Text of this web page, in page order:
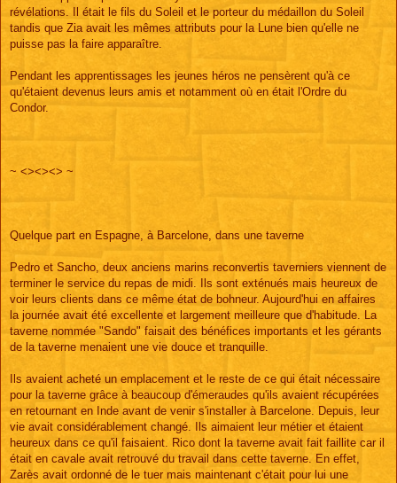
révélations. Il était le fils du Soleil et le porteur du médaillon du Soleil
tandis que Zia avait les mêmes attributs pour la Lune bien qu'elle ne
puisse pas la faire apparaître.
Pendant les apprentissages les jeunes héros ne pensèrent qu'à ce
qu'étaient devenus leurs amis et notamment où en était l'Ordre du
Condor.
~ <><><> ~
Quelque part en Espagne, à Barcelone, dans une taverne
Pedro et Sancho, deux anciens marins reconvertis taverniers viennent de
terminer le service du repas de midi. Ils sont exténués mais heureux de
voir leurs clients dans ce même état de bohneur. Aujourd'hui en affaires
la journée avait été excellente et largement meilleure que d'habitude. La
taverne nommée "Sando" faisait des bénéfices importants et les gérants
de la taverne menaient une vie douce et tranquille.
Ils avaient acheté un emplacement et le reste de ce qui était nécessaire
pour la taverne grâce à beaucoup d'émeraudes qu'ils avaient récupérées
en retournant en Inde avant de venir s'installer à Barcelone. Depuis, leur
vie avait considérablement changé. Ils aimaient leur métier et étaient
heureux dans ce qu'il faisaient. Rico dont la taverne avait fait faillite car il
était en cavale avait retrouvé du travail dans cette taverne. En effet,
Zarès avait ordonné de le tuer mais maintenant c'était pour lui une